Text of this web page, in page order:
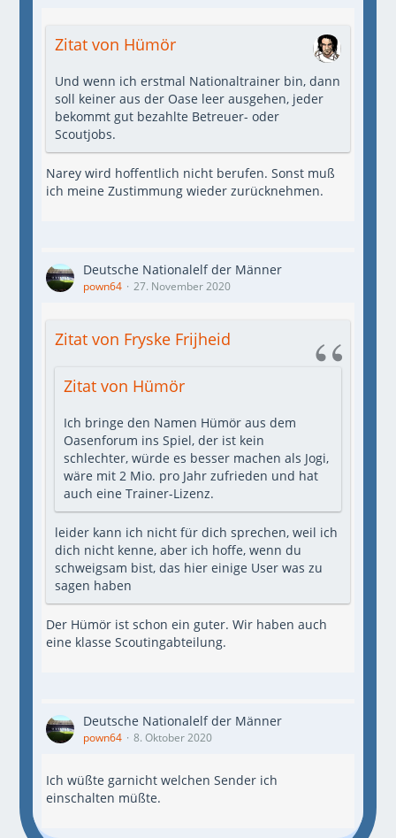
Zitat von Hümör
Und wenn ich erstmal Nationaltrainer bin, dann
soll keiner aus der Oase leer ausgehen, jeder
bekommt gut bezahlte Betreuer- oder
Scoutjobs.
Narey wird hoffentlich nicht berufen. Sonst muß
ich meine Zustimmung wieder zurücknehmen.
Deutsche Nationalelf der Männer
pown64 27. November 2020
Zitat von Fryske Frijheid
Zitat von Hümör
Ich bringe den Namen Hümör aus dem
Oasenforum ins Spiel, der ist kein
schlechter, würde es besser machen als Jogi,
wäre mit 2 Mio. pro Jahr zufrieden und hat
auch eine Trainer-Lizenz.
leider kann ich nicht für dich sprechen, weil ich
dich nicht kenne, aber ich hoffe, wenn du
schweigsam bist, das hier einige User was zu
sagen haben
Der Hümör ist schon ein guter. Wir haben auch
eine klasse Scoutingabteilung.
Deutsche Nationalelf der Männer
pown64 8. Oktober 2020
Ich wüßte garnicht welchen Sender ich
einschalten müßte.